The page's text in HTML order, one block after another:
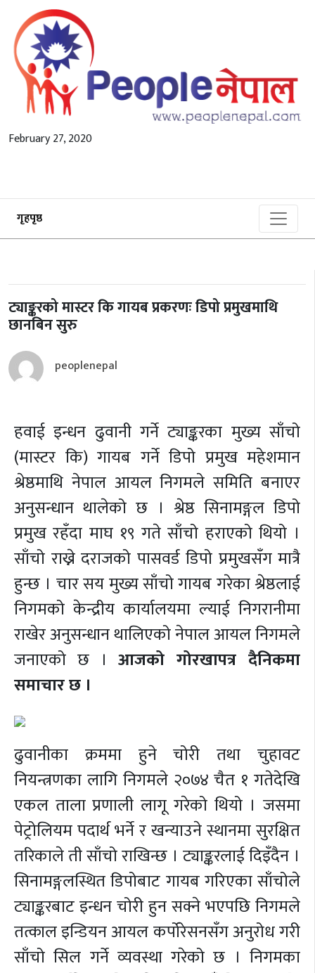
February 27, 2020
गृहपृष्ठ
ट्याङ्करको मास्टर कि गायब प्रकरणः डिपो प्रमुखमाथि
छानबिन सुरु
peoplenepal
हवाई इन्धन ढुवानी गर्ने ट्याङ्करका मुख्य साँचो
(मास्टर कि) गायब गर्ने डिपो प्रमुख महेशमान
श्रेष्ठमाथि नेपाल आयल निगमले समिति बनाएर
अनुसन्धान थालेको छ । श्रेष्ठ सिनामङ्गल डिपो
प्रमुख रहँदा माघ १९ गते साँचो हराएको थियो ।
साँचो राख्ने दराजको पासवर्ड डिपो प्रमुखसँग मात्रै
हुन्छ । चार सय मुख्य साँचो गायब गरेका श्रेष्ठलाई
निगमको केन्द्रीय कार्यालयमा ल्याई निगरानीमा
राखेर अनुसन्धान थालिएको नेपाल आयल निगमले
जनाएको छ ।आजको गोरखापत्र दैनिकमा
समाचार छ ।
ढुवानीका क्रममा हुने चोरी तथा चुहावट
नियन्त्रणका लागि निगमले २०७४ चैत १ गतेदेखि
एकल ताला प्रणाली लागू गरेको थियो । जसमा
पेट्रोलियम पदार्थ भर्ने र खन्याउने स्थानमा सुरक्षित
तरिकाले ती साँचो राखिन्छ । ट्याङ्करलाई दिइँदैन ।
सिनामङ्गलस्थित डिपोबाट गायब गरिएका साँचोले
ट्याङ्करबाट इन्धन चोरी हुन सक्ने भएपछि निगमले
तत्काल इन्डियन आयल कर्पोरेसनसँग अनुरोध गरी
साँचो सिल गर्ने व्यवस्था गरेको छ । निगमका